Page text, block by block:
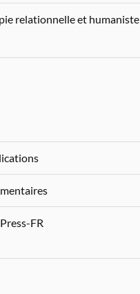
relationnelle et humaniste
FR